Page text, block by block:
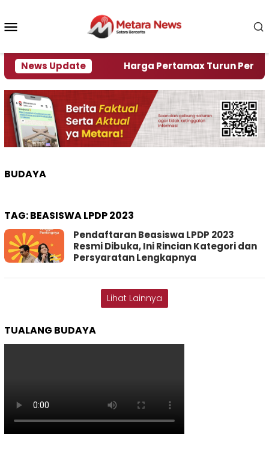
konten
News Update
Krisi Air Harga Pertamax Turun Per Hari
BUDAYA
TAG:BEASISWA LPDP 2023
Pendaftaran Beasiswa LPDP 2023
Resmi Dibuka, Ini Rincian Kategori dan
Persyaratan Lengkapnya
Lihat Lainnya
TUALANG BUDAYA